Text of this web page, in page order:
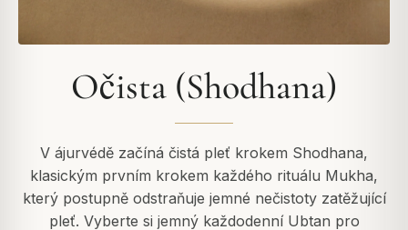
Očista (Shodhana)
V ájurvédě začíná čistá pleť krokem Shodhana,
klasickým prvním krokem každého rituálu Mukha,
který postupně odstraňuje jemné nečistoty zatěžující
pleť. Vyberte si jemný každodenní Ubtan pro